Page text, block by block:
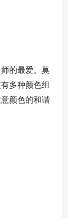
的最爱。莫
多种颜色组
颜色的和谐